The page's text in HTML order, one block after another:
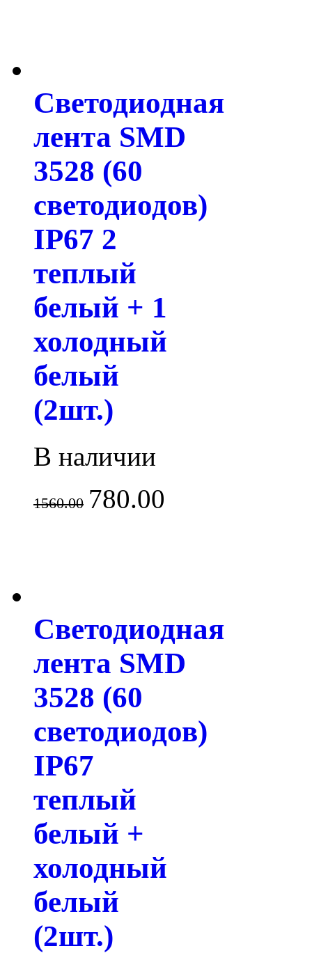
Светодиодная
лента SMD
3528 (60
светодиодов)
IP67 2
теплый
белый + 1
холодный
белый
(2шт.)
В наличии
1560.00 780.00
Светодиодная
лента SMD
3528 (60
светодиодов)
IP67
теплый
белый +
холодный
белый
(2шт.)